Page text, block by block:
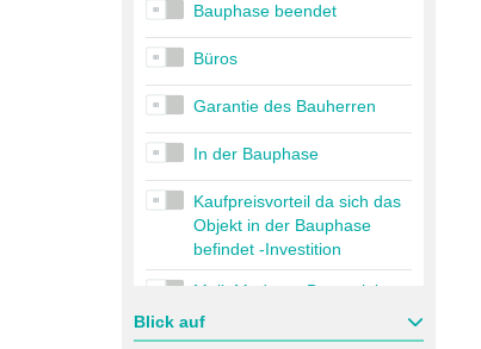
Bauphase beendet
Büros
Garantie des Bauherren
In der Bauphase
Kaufpreisvorteil da sich das
Objekt in der Bauphase
befindet -Investition
Mall: Moderne Bauprojekte
Mieteinkommen Garantie
Blick auf